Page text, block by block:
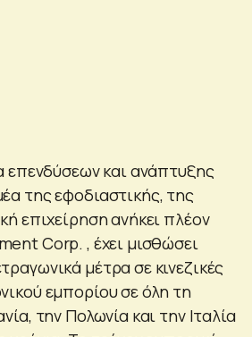
επενδύσεων και ανάπτυξης
της εφοδιαστικής, της
επιχείρηση ανήκει πλέον
Corp. , έχει μισθώσει
μέτρα σε κινεζικές
εμπορίου σε όλη τη
την Πολωνία και την Ιταλία